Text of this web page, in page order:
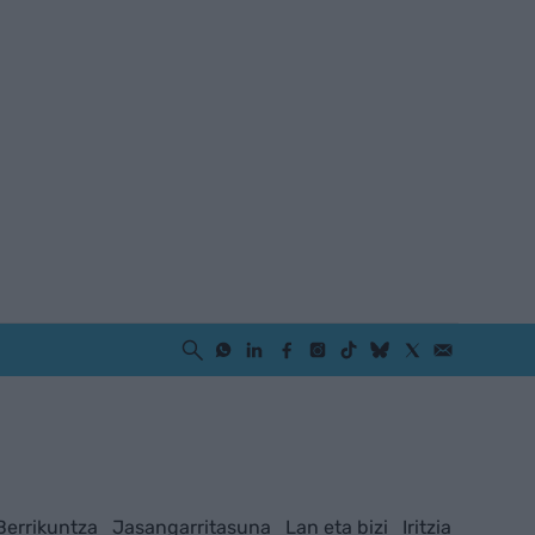
Jasangarritasuna Lan eta bizi Iritzia